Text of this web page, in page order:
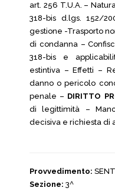
art. 256 T.U.A. –
318-bis d.lgs. 152/
gestione -Trasporto
di condanna –
318-bis e
estintiva – Effetti –
danno o pericolo
penale – DIRITTO
di legittimità –
decisiva e richiesta di
Provvedimento:
Sezione: 3^